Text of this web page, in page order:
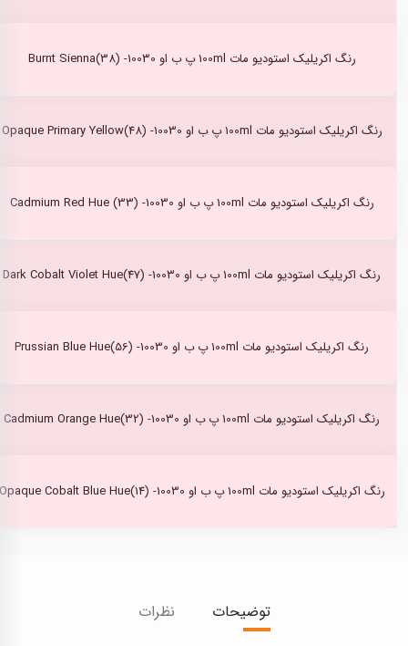
رنگ اکریلیک استودیو مات 100ml پ ب او Burnt Sienna(38) -10030
رنگ اکریلیک استودیو مات 100ml پ ب او Opaque Primary Yellow(48) -10030
رنگ اکریلیک استودیو مات 100ml پ ب او Cadmium Red Hue (33) -10030
رنگ اکریلیک استودیو مات 100ml پ ب او Dark Cobalt Violet Hue(47) -10030
رنگ اکریلیک استودیو مات 100ml پ ب او Prussian Blue Hue(56) -10030
رنگ اکریلیک استودیو مات 100ml پ ب او Cadmium Orange Hue(32) -10030
رنگ اکریلیک استودیو مات 100ml پ ب او Opaque Cobalt Blue Hue(14) -10030
توضیحات نظرات